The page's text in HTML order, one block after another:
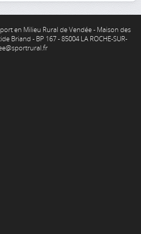
en Milieu Rural de Vendée - Maison des
Briand - BP 167 - 85004 LA ROCHE-SUR-